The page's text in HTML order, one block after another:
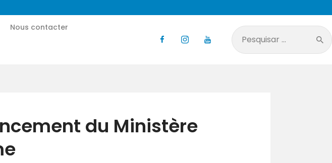
Nous contacter
Pesquisar
por:
du Ministère